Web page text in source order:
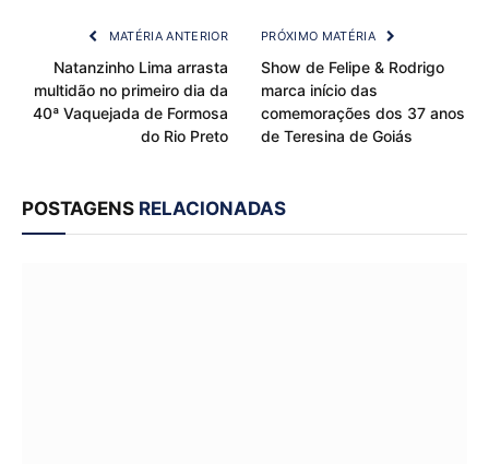
MATÉRIA ANTERIOR
Natanzinho Lima arrasta
multidão no primeiro dia da
40ª Vaquejada de Formosa
do Rio Preto
PRÓXIMO MATÉRIA
Show de Felipe & Rodrigo
marca início das
comemorações dos 37 anos
de Teresina de Goiás
POSTAGENS RELACIONADAS